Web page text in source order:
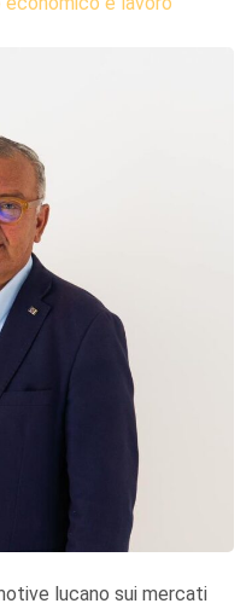
lucano sui mercati